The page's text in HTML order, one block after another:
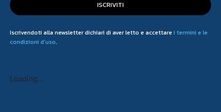
ISCRIVITI
Iscrivendoti alla newsletter dichiari di aver letto e accettare i termini e le
condizioni d'uso.
Loading...